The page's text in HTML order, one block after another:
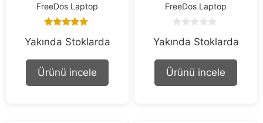
FreeDos Laptop
out of 5
Yakında Stoklarda
Ürünü incele
FreeDos Laptop
o
t
f
Yakında Stoklarda
Ürünü incele